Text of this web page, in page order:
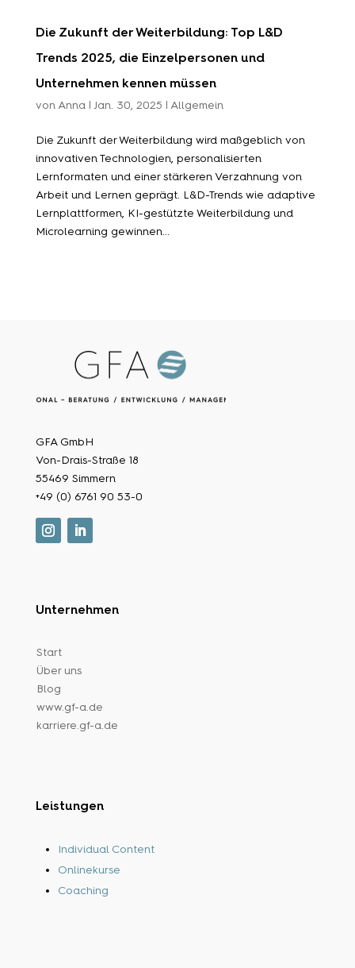
Die Zukunft der Weiterbildung: Top L&D
Trends 2025, die Einzelpersonen und
Unternehmen kennen müssen
von Anna| Jan. 30, 2025 | Allgemein
Die Zukunft der Weiterbildung wird maßgeblich von
innovativen Technologien, personalisierten
Lernformaten und einer stärkeren Verzahnung von
Arbeit und Lernen geprägt. L&D-Trends wie adaptive
Lernplattformen, KI-gestützte Weiterbildung und
Microlearning gewinnen...
GFA GmbH
Von-Drais-Straße 18
55469 Simmern
+49 (0) 6761 90 53-0
Unternehmen
Start
Über uns
Blog
www.gf-a.de
karriere.gf-a.de
Leistungen
Individual Content
Onlinekurse
Coaching